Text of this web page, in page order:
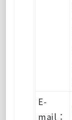
E-
mail：